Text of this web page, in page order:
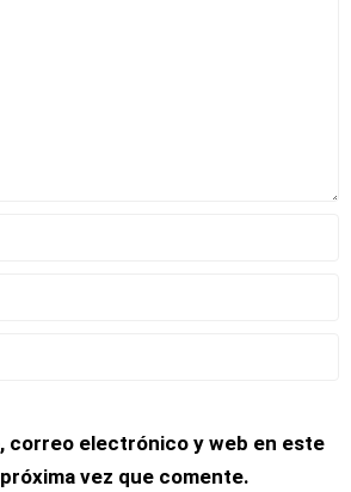
correo electrónico y web en este
vez que comente.